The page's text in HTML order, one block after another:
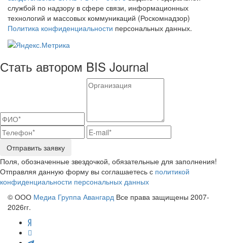
службой по надзору в сфере связи, информационных
технологий и массовых коммуникаций (Роскомнадзор)
Политика конфиденциальности персональных данных.
Стать автором BIS Journal
Отправить заявку
Поля, обозначенные звездочкой, обязательные для заполнения!
Отправляя данную форму вы соглашаетесь с политикой
конфиденциальности персональных данных
© ООО Медиа Группа Авангард Все права защищены 2007-
2026гг.